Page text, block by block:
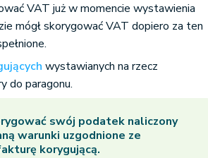
VAT już w momencie wystawienia
mógł skorygować VAT dopiero za ten
wystawianych na rzecz
do paragonu.
swój podatek naliczony
warunki uzgodnione ze
korygującą.